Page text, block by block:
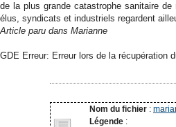
de la plus grande catastrophe sanitaire
élus, syndicats et industriels regardent
Article paru dans Marianne
GDE Erreur: Erreur lors de la récupération
Nom du fichier :
Légende :